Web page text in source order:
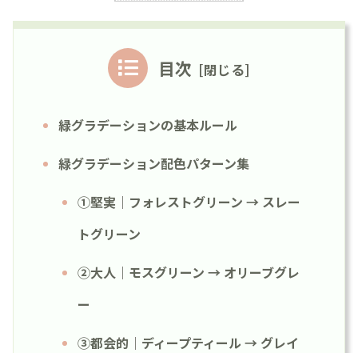
目次
緑グラデーションの基本ルール
緑グラデーション配色パターン集
①堅実｜フォレストグリーン → スレー
トグリーン
②大人｜モスグリーン → オリーブグレ
ー
③都会的｜ディープティール → グレイ